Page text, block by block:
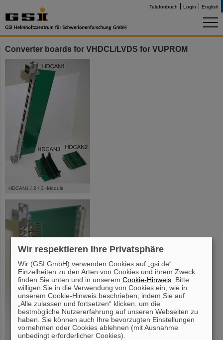
Telefonbuch Login English
Converter boards for VHDCL/LVDS for VUPROM
HDCAN1 / 2 / 3 -Module
Wir respektieren Ihre Privatsphäre
Wir (GSI GmbH) verwenden Cookies auf „gsi.de“.
Einzelheiten zu den Arten von Cookies und ihrem Zweck
finden Sie unten und in unseremCookie-Hinweis . Bitte
willigen Sie in die Verwendung von Cookies ein, wie in
unserem Cookie-Hinweis beschrieben, indem Sie auf
„Alle zulassen und fortsetzen“ klicken, um die
bestmögliche Nutzererfahrung auf unseren Webseiten zu
haben. Sie können auch Ihre bevorzugten Einstellungen
vornehmen oder Cookies ablehnen (mit Ausnahme
unbedingt erforderlicher Cookies).